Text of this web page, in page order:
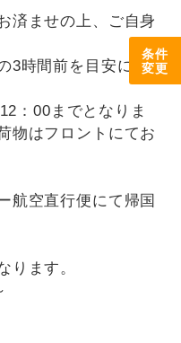
条件
変更
済ませの上、ご自身
3時間前を目安にお越
：00までとなりま
物はフロントにてお
航空直行便にて帰国
ります。